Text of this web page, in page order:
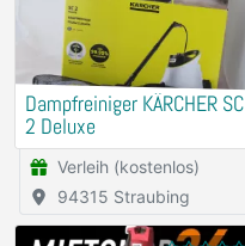
Dampfreiniger KÄRCHER SC
2 Deluxe
Verleih (kostenlos)
94315 Straubing